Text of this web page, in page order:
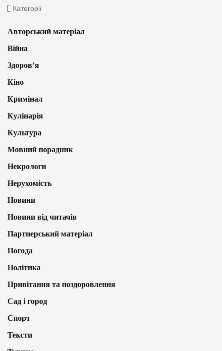
Категорії
Авторський матеріал
Війна
Здоров’я
Кіно
Кримінал
Кулінарія
Культура
Мовний порадник
Некрологи
Нерухомість
Новини
Новини від читачів
Партнерський матеріал
Погода
Політика
Привітання та поздоровлення
Сад і город
Спорт
Тексти